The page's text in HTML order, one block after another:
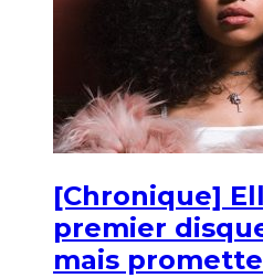
[Chronique]
premier
mais